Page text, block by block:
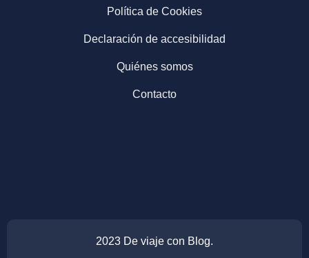
Política de Cookies
Declaración de accesibilidad
Quiénes somos
Contacto
2023 De viaje con Blog.